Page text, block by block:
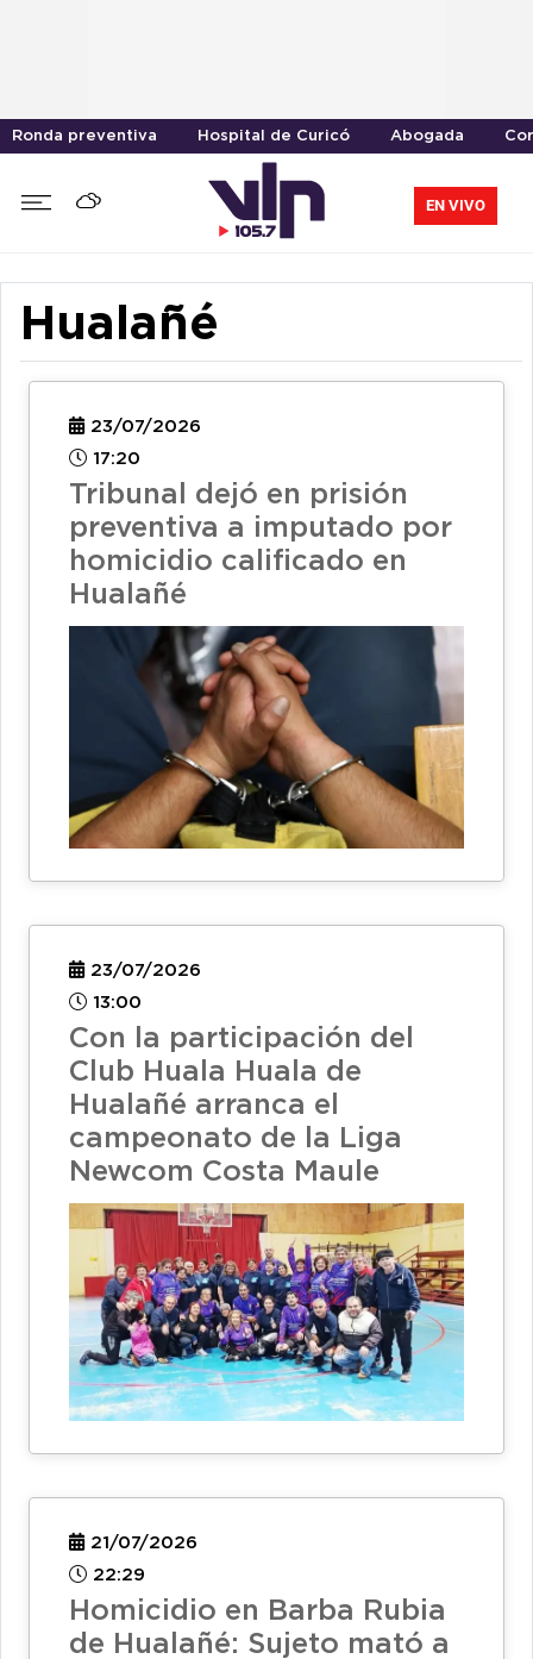
Ronda preventiva Hospital de Curicó Abogada
EN VIVO
Hualañé
23/07/2026
17:20
Tribunal dejó en prisión
preventiva a imputado por
homicidio calificado en
Hualañé
23/07/2026
13:00
Con la participación del
Club Huala Huala de
Hualañé arranca el
campeonato de la Liga
Newcom Costa Maule
21/07/2026
22:29
Homicidio en Barba Rubia
de Hualañé: Sujeto mató a